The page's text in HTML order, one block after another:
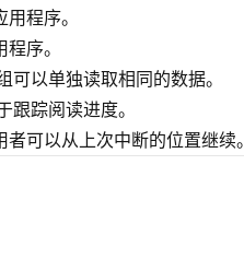
程序。
序。
以单独读取相同的数据。
踪阅读进度。
可以从上次中断的位置继续。